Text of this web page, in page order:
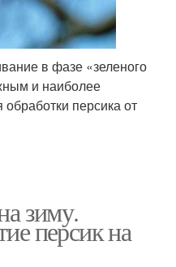
в фазе «зеленого
и наиболее
персика от
зиму.
персик на